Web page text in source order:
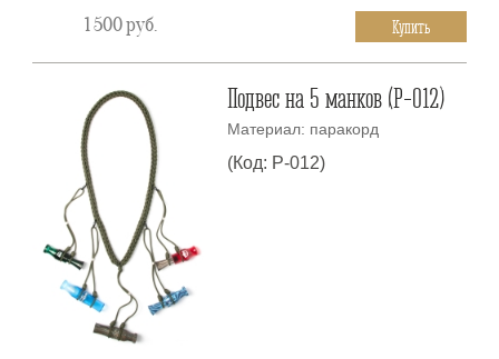
1 500руб. Купить
Подвес на 5 манков (P-012)
Материал: паракорд
(Код: P-012)